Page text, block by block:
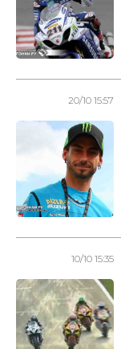
20/10 15:57
10/10 15:35